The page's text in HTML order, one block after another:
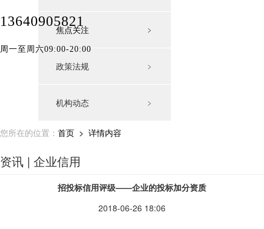
13640905821
周一至周六09:00-20:00
焦点关注 ﹥
政策法规 ﹥
机构动态 ﹥
您所在的位置： 首页 > 详情内容
资讯 | 企业信用
招投标信用评级——企业的投标加分资质
2018-06-26 18:06